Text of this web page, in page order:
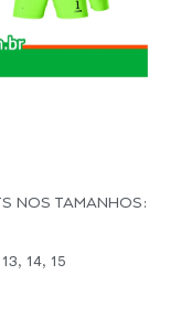
NOS TAMANHOS:
14, 15